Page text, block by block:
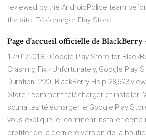
reviewed by the AndroidPolice team
the site. Télécharger Play Store
Page d’accueil officielle de BlackBerry
17/01/2018 · Google Play Store for
Crashing Fix - Unfortunately, Google Play
Duration: 2:30. BlackBerry Help 28,693
Store : comment télécharger et installer
souhaitez télécharger le Google Play
vous explique ici comment installer cette
profiter de la dernière version de la